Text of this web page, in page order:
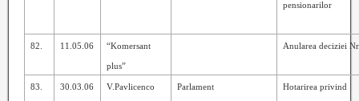
pensionarilor
82. 11.05.06 “Komersant
plus”
Anularea deciziei
83. 30.03.06 V.Pavlicenco Parlament Hotarirea privind